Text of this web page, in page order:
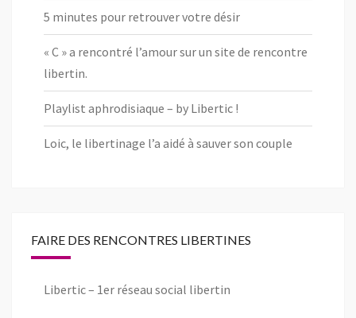
5 minutes pour retrouver votre désir
« C » a rencontré l’amour sur un site de rencontre
libertin.
Playlist aphrodisiaque – by Libertic !
Loic, le libertinage l’a aidé à sauver son couple
FAIRE DES RENCONTRES LIBERTINES
Libertic – 1er réseau social libertin